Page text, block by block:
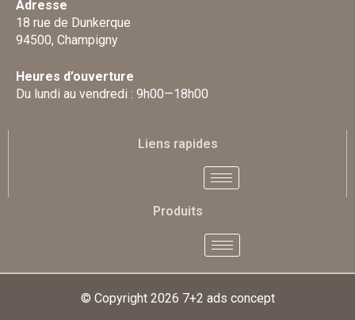
Adresse
18 rue de Dunkerque
94500, Champigny
Heures d’ouverture
Du lundi au vendredi : 9h00—18h00
Liens rapides
Produits
© Copyright 2026 7+2 ads concept